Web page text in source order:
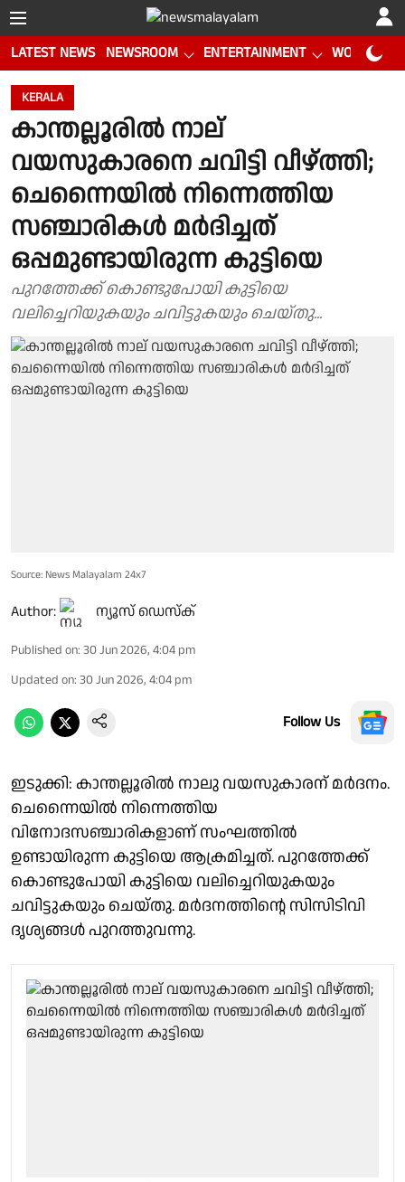
LATEST NEWS NEWSROOM ENTERTAINMENT WORLD CUP
KERALA
കാന്തല്ലൂരിൽ നാല്
വയസുകാരനെ ചവിട്ടി വീഴ്ത്തി;
ചെന്നൈയില്‍ നിന്നെത്തിയ
സഞ്ചാരികൾ മര്‍ദിച്ചത്
ഒപ്പമുണ്ടായിരുന്ന കുട്ടിയെ
പുറത്തേക്ക് കൊണ്ടുപോയി കുട്ടിയെ
വലിച്ചെറിയുകയും ചവിട്ടുകയും ചെയ്തു...
Source: News Malayalam 24x7
Author: ന്യൂസ് ഡെസ്ക്
Published on: 30 Jun 2026, 4:04 pm
Updated on: 30 Jun 2026, 4:04 pm
Follow Us
ഇടുക്കി: കാന്തല്ലൂരിൽ നാലു വയസുകാരന് മർദനം.
ചെന്നൈയിൽ നിന്നെത്തിയ
വിനോദസഞ്ചാരികളാണ് സംഘത്തിൽ
ഉണ്ടായിരുന്ന കുട്ടിയെ ആക്രമിച്ചത്. പുറത്തേക്ക്
കൊണ്ടുപോയി കുട്ടിയെ വലിച്ചെറിയുകയും
ചവിട്ടുകയും ചെയ്തു. മർദനത്തിന്റെ സിസിടിവി
ദൃശ്യങ്ങൾ പുറത്തുവന്നു.